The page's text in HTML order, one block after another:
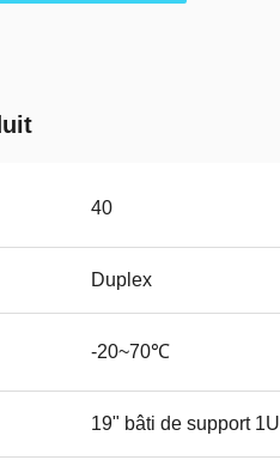
40
Duplex
-20~70℃
19" bâti de support 1U